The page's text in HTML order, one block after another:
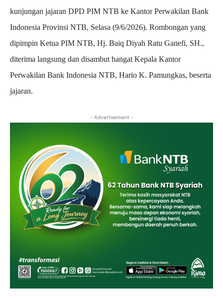
kunjungan jajaran DPD PIM NTB ke Kantor Perwakilan Bank
Indonesia Provinsi NTB, Selasa (9/6/2026). Rombongan yang
dipimpin Ketua PIM NTB, Hj. Baiq Diyah Ratu Ganefi, SH.,
diterima langsung dan disambut hangat Kepala Kantor
Perwakilan Bank Indonesia NTB, Hario K. Pamungkas, beserta
jajaran.
- Advertisement -